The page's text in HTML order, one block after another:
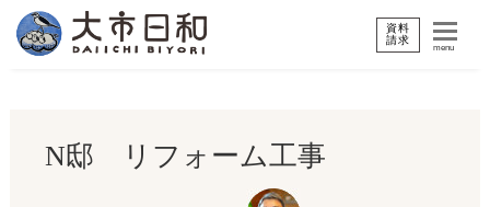
資料
請求
menu
N邸 リフォーム工事